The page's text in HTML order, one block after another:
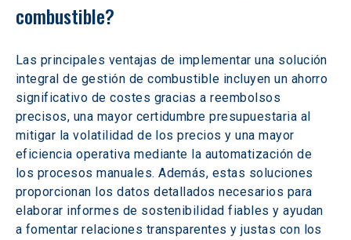
combustible?
Las principales ventajas de implementar una solución
integral de gestión de combustible incluyen un ahorro
significativo de costes gracias a reembolsos
precisos, una mayor certidumbre presupuestaria al
mitigar la volatilidad de los precios y una mayor
eficiencia operativa mediante la automatización de
los procesos manuales. Además, estas soluciones
proporcionan los datos detallados necesarios para
elaborar informes de sostenibilidad fiables y ayudan
a fomentar relaciones transparentes y justas con los